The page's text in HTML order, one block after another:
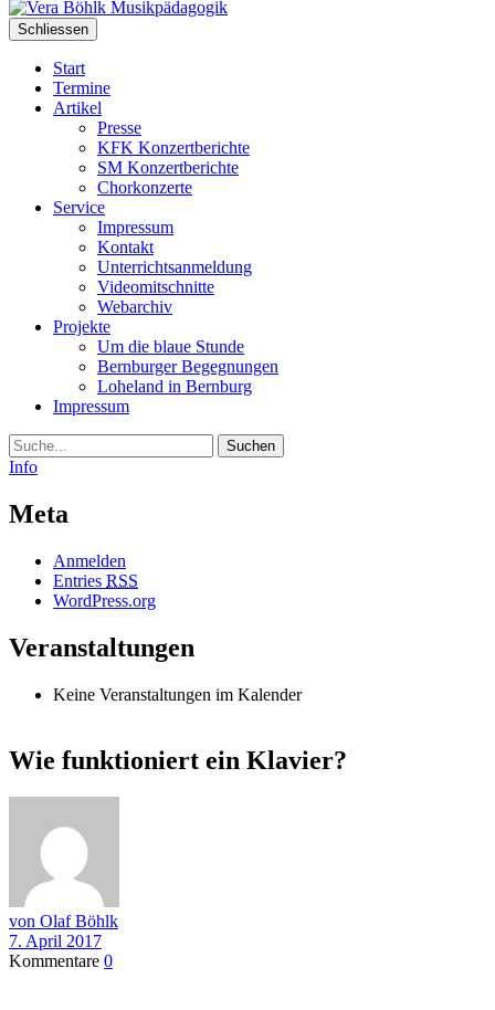
Schliessen
Start
Termine
Artikel
Presse
KFK Konzertberichte
SM Konzertberichte
Chorkonzerte
Service
Impressum
Kontakt
Unterrichtsanmeldung
Videomitschnitte
Webarchiv
Projekte
Um die blaue Stunde
Bernburger Begegnungen
Loheland in Bernburg
Impressum
Suche
Info
Meta
Anmelden
Entries RSS
WordPress.org
Veranstaltungen
Keine Veranstaltungen im Kalender
Wie funktioniert ein Klavier?
von Olaf Böhlk
7. April 2017
Kommentare 0